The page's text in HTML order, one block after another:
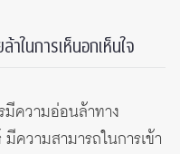
ในการเห็นอกเห็นใจ
มีความอ่อนล้าทาง
วามสามารถในการเข้า